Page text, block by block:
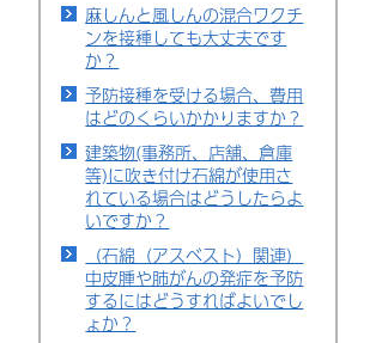
麻しんと風しんの混合ワクチ
ンを接種しても大丈夫です
か？
予防接種を受ける場合、費用
はどのくらいかかりますか？
建築物(事務所、店舗、倉庫
等)に吹き付け石綿が使用さ
れている場合はどうしたらよ
いですか？
（石綿（アスベスト）関連）
中皮腫や肺がんの発症を予防
するにはどうすればよいでし
ょか？